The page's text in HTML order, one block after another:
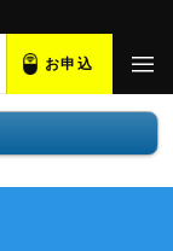
お申込